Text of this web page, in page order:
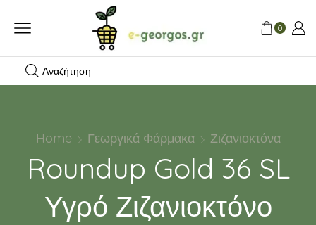
0
Αναζήτηση
Home Γεωργικά Φάρμακα Ζιζανιοκτόνα
Roundup Gold 36 SL
Υγρό Ζιζανιοκτόνο